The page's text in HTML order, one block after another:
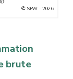
textiles,
© SPW - 2026
brute